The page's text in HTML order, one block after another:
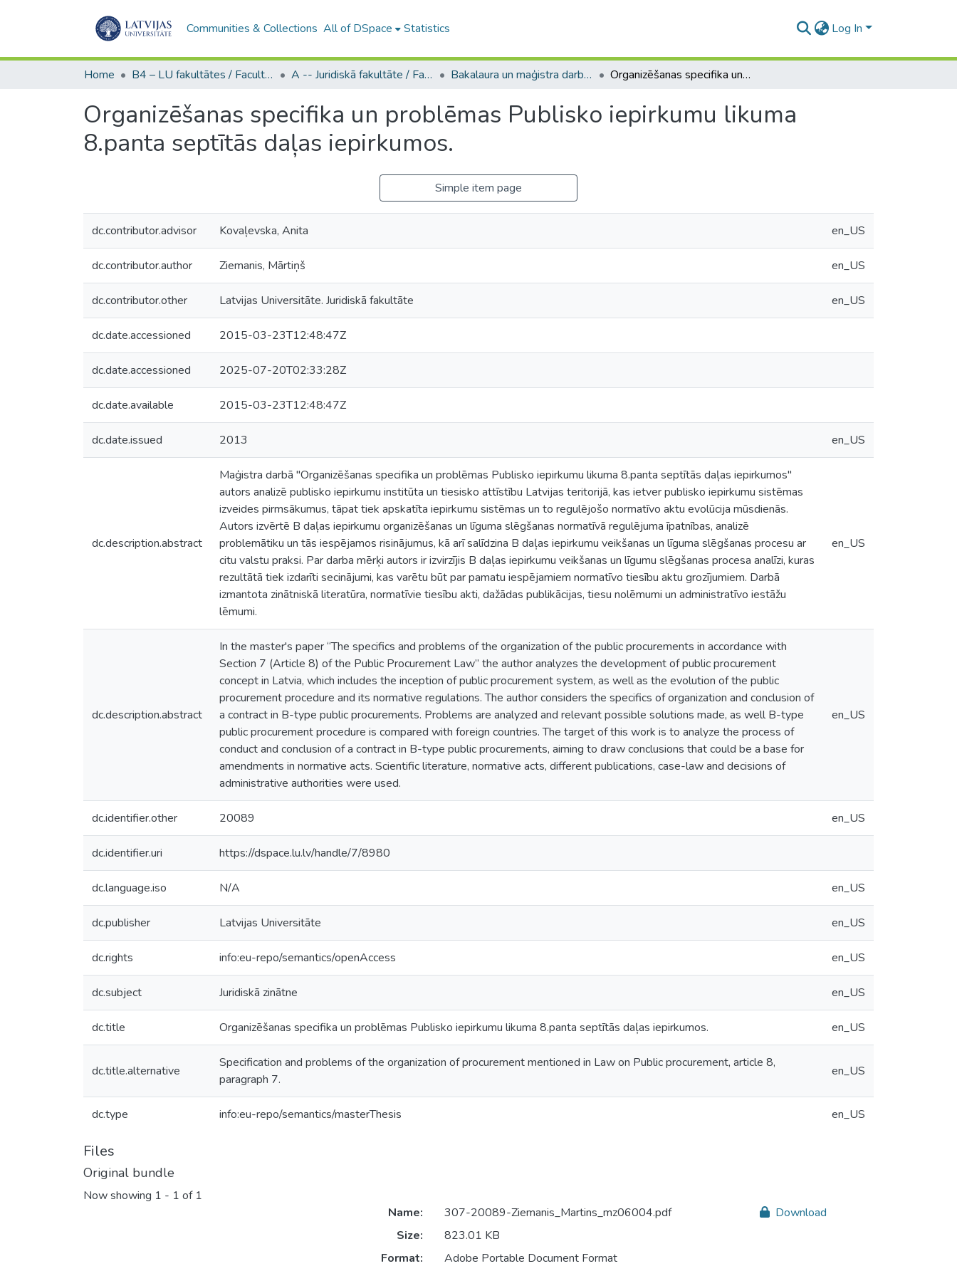
Communities & Collections All of DSpace Statistics Log In
Home B4 – LU fakultātes / Faculties of the UL A -- Juridiskā fakultāte / Faculty of Law Bakalaura un maģistra darbi (JF) / Bachelor's and Master's theses Organizēšanas specifika un problēmas Publisko iepirkumu likuma 8.panta septītās daļas iepirkumos.
Organizēšanas specifika un problēmas Publisko iepirkumu likuma
8.panta septītās daļas iepirkumos.
Simple item page
dc.contributor.advisor Kovaļevska, Anita en_US
dc.contributor.author Ziemanis, Mārtiņš en_US
dc.contributor.other Latvijas Universitāte. Juridiskā fakultāte en_US
dc.date.accessioned 2015-03-23T12:48:47Z
dc.date.accessioned 2025-07-20T02:33:28Z
dc.date.available 2015-03-23T12:48:47Z
dc.date.issued 2013 en_US
dc.description.abstract
Maģistra darbā "Organizēšanas specifika un problēmas Publisko iepirkumu likuma 8.panta septītās daļas iepirkumos"
autors analizē publisko iepirkumu institūta un tiesisko attīstību Latvijas teritorijā, kas ietver publisko iepirkumu sistēmas
izveides pirmsākumus, tāpat tiek apskatīta iepirkumu sistēmas un to regulējošo normatīvo aktu evolūcija mūsdienās.
Autors izvērtē B daļas iepirkumu organizēšanas un līguma slēgšanas normatīvā regulējuma īpatnības, analizē
problemātiku un tās iespējamos risinājumus, kā arī salīdzina B daļas iepirkumu veikšanas un līguma slēgšanas procesu ar
citu valstu praksi. Par darba mērķi autors ir izvirzījis B daļas iepirkumu veikšanas un līgumu slēgšanas procesa analīzi, kuras
rezultātā tiek izdarīti secinājumi, kas varētu būt par pamatu iespējamiem normatīvo tiesību aktu grozījumiem. Darbā
izmantota zinātniskā literatūra, normatīvie tiesību akti, dažādas publikācijas, tiesu nolēmumi un administratīvo iestāžu
lēmumi.
en_US
dc.description.abstract
In the master's paper “The specifics and problems of the organization of the public procurements in accordance with
Section 7 (Article 8) of the Public Procurement Law” the author analyzes the development of public procurement
concept in Latvia, which includes the inception of public procurement system, as well as the evolution of the public
procurement procedure and its normative regulations. The author considers the specifics of organization and conclusion of
a contract in B-type public procurements. Problems are analyzed and relevant possible solutions made, as well B-type
public procurement procedure is compared with foreign countries. The target of this work is to analyze the process of
conduct and conclusion of a contract in B-type public procurements, aiming to draw conclusions that could be a base for
amendments in normative acts. Scientific literature, normative acts, different publications, case-law and decisions of
administrative authorities were used.
en_US
dc.identifier.other 20089 en_US
dc.identifier.uri https://dspace.lu.lv/handle/7/8980
dc.language.iso N/A en_US
dc.publisher Latvijas Universitāte en_US
dc.rights info:eu-repo/semantics/openAccess en_US
dc.subject Juridiskā zinātne en_US
dc.title Organizēšanas specifika un problēmas Publisko iepirkumu likuma 8.panta septītās daļas iepirkumos. en_US
dc.title.alternative
Specification and problems of the organization of procurement mentioned in Law on Public procurement, article 8,
paragraph 7.
en_US
dc.type info:eu-repo/semantics/masterThesis en_US
Files
Original bundle
Now showing 1 - 1 of 1
Name:
307-20089-Ziemanis_Martins_mz06004.pdf
Size:
823.01 KB
Format:
Adobe Portable Document Format
Download